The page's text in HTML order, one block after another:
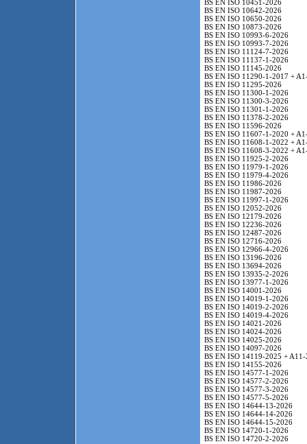
BS EN ISO 10451-2026
BS EN ISO 10642-2026
BS EN ISO 10650-2026
BS EN ISO 10873-2026
BS EN ISO 10993-6-2026
BS EN ISO 10993-7-2026
BS EN ISO 11124-7-2026
BS EN ISO 11137-1-2026
BS EN ISO 11145-2026
BS EN ISO 11290-1-2017 +
BS EN ISO 11295-2026
BS EN ISO 11300-1-2026
BS EN ISO 11300-3-2026
BS EN ISO 11301-1-2026
BS EN ISO 11378-2-2026
BS EN ISO 11596-2026
BS EN ISO 11607-1-2020 +
BS EN ISO 11608-1-2022 +
BS EN ISO 11608-3-2022 +
BS EN ISO 11925-2-2026
BS EN ISO 11979-1-2026
BS EN ISO 11979-4-2026
BS EN ISO 11986-2026
BS EN ISO 11987-2026
BS EN ISO 11997-1-2026
BS EN ISO 12052-2026
BS EN ISO 12179-2026
BS EN ISO 12236-2026
BS EN ISO 12487-2026
BS EN ISO 12716-2026
BS EN ISO 12966-4-2026
BS EN ISO 13196-2026
BS EN ISO 13694-2026
BS EN ISO 13935-2-2026
BS EN ISO 13977-1-2026
BS EN ISO 14001-2026
BS EN ISO 14019-1-2026
BS EN ISO 14019-2-2026
BS EN ISO 14019-4-2026
BS EN ISO 14021-2026
BS EN ISO 14024-2026
BS EN ISO 14025-2026
BS EN ISO 14097-2026
BS EN ISO 14119-2025 + A11-
BS EN ISO 14155-2026
BS EN ISO 14577-1-2026
BS EN ISO 14577-2-2026
BS EN ISO 14577-3-2026
BS EN ISO 14577-5-2026
BS EN ISO 14644-13-2026
BS EN ISO 14644-14-2026
BS EN ISO 14644-15-2026
BS EN ISO 14720-1-2026
BS EN ISO 14720-2-2026